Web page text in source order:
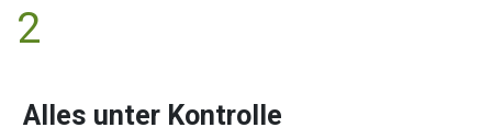
2
Alles unter Kontrolle